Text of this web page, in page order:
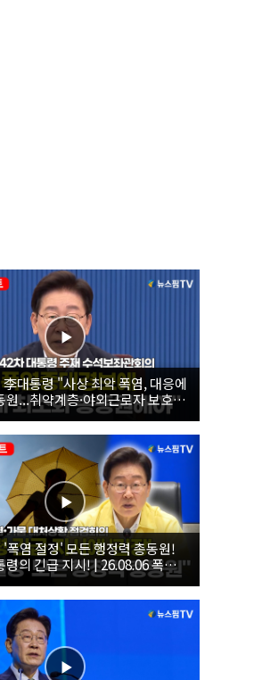
대통령 "사상 최악 폭염, 대응에
원...취약계층·야외근로자 보호에
제42차 대통령 주재 수석
염 절정' 모든 행정력 총동원!
령의 긴급 지시! | 26.08.06 폭염•
황 점검회의